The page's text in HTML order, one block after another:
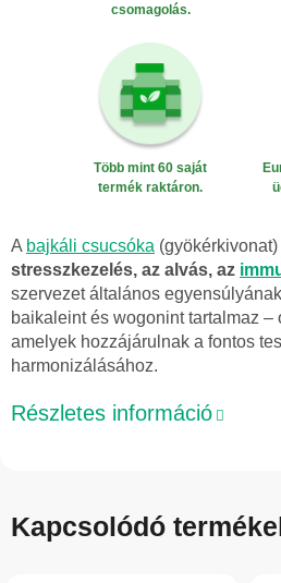
csomagolás.
Több mint 60 saját
termék raktáron.
A bajkáli csucsóka (gyökérkivonat)
stresszkezelés, az alvás, az
szervezet általános
baikaleint és wogonint tartalmaz –
amelyek hozzájárulnak a fontos
harmonizálásához.
Részletes információ
Kapcsolódó